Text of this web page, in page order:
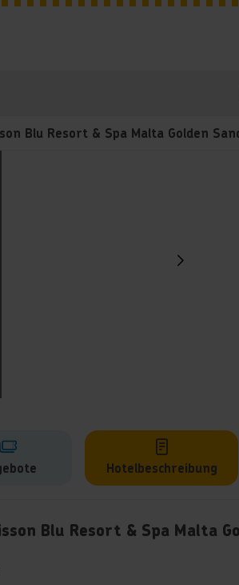
Blu Resort & Spa Malta Golden
Hotelbeschreibung
Blu Resort & Spa Malta